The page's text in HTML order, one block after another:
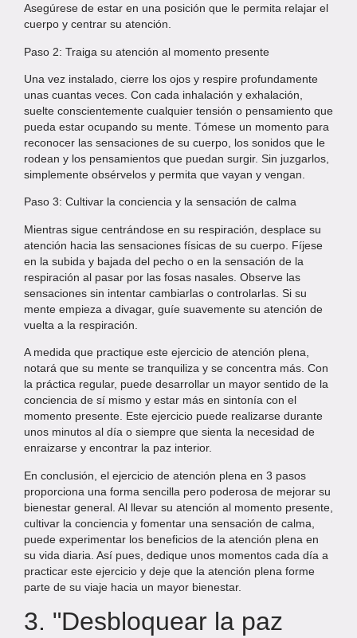
Asegúrese de estar en una posición que le permita relajar el
cuerpo y centrar su atención.
Paso 2: Traiga su atención al momento presente
Una vez instalado, cierre los ojos y respire profundamente
unas cuantas veces. Con cada inhalación y exhalación,
suelte conscientemente cualquier tensión o pensamiento que
pueda estar ocupando su mente. Tómese un momento para
reconocer las sensaciones de su cuerpo, los sonidos que le
rodean y los pensamientos que puedan surgir. Sin juzgarlos,
simplemente obsérvelos y permita que vayan y vengan.
Paso 3: Cultivar la conciencia y la sensación de calma
Mientras sigue centrándose en su respiración, desplace su
atención hacia las sensaciones físicas de su cuerpo. Fíjese
en la subida y bajada del pecho o en la sensación de la
respiración al pasar por las fosas nasales. Observe las
sensaciones sin intentar cambiarlas o controlarlas. Si su
mente empieza a divagar, guíe suavemente su atención de
vuelta a la respiración.
A medida que practique este ejercicio de atención plena,
notará que su mente se tranquiliza y se concentra más. Con
la práctica regular, puede desarrollar un mayor sentido de la
conciencia de sí mismo y estar más en sintonía con el
momento presente. Este ejercicio puede realizarse durante
unos minutos al día o siempre que sienta la necesidad de
enraizarse y encontrar la paz interior.
En conclusión, el ejercicio de atención plena en 3 pasos
proporciona una forma sencilla pero poderosa de mejorar su
bienestar general. Al llevar su atención al momento presente,
cultivar la conciencia y fomentar una sensación de calma,
puede experimentar los beneficios de la atención plena en
su vida diaria. Así pues, dedique unos momentos cada día a
practicar este ejercicio y deje que la atención plena forme
parte de su viaje hacia un mayor bienestar.
3. "Desbloquear la paz